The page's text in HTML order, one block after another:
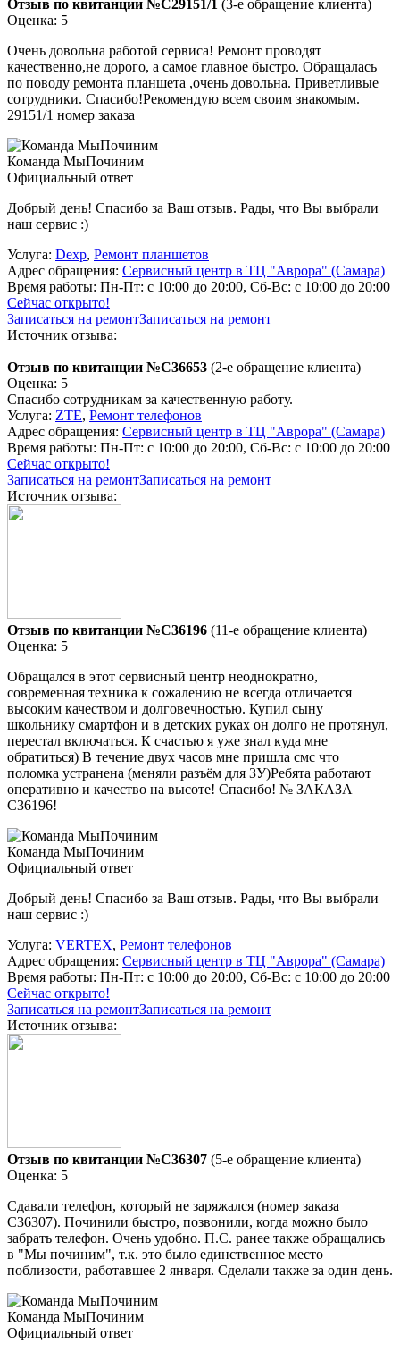
Отзыв по квитанции №C29151/1 (3-е обращение клиента)
Оценка: 5
Очень довольна работой сервиса! Ремонт проводят
качественно,не дорого, а самое главное быстро. Обращалась
по поводу ремонта планшета ,очень довольна. Приветливые
сотрудники. Спасибо!Рекомендую всем своим знакомым.
29151/1 номер заказа
Команда МыПочиним
Официальный ответ
Добрый день! Спасибо за Ваш отзыв. Рады, что Вы выбрали
наш сервис :)
Услуга: Dexp, Ремонт планшетов
Адрес обращения: Сервисный центр в ТЦ "Аврора" (Самара)
Время работы: Пн-Пт: с 10:00 до 20:00, Сб-Вс: с 10:00 до 20:00
Сейчас открыто!
Записаться на ремонтЗаписаться на ремонт
Источник отзыва:
Отзыв по квитанции №C36653 (2-е обращение клиента)
Оценка: 5
Спасибо сотрудникам за качественную работу.
Услуга: ZTE, Ремонт телефонов
Адрес обращения: Сервисный центр в ТЦ "Аврора" (Самара)
Время работы: Пн-Пт: с 10:00 до 20:00, Сб-Вс: с 10:00 до 20:00
Сейчас открыто!
Записаться на ремонтЗаписаться на ремонт
Источник отзыва:
Отзыв по квитанции №C36196 (11-е обращение клиента)
Оценка: 5
Обращался в этот сервисный центр неоднократно,
современная техника к сожалению не всегда отличается
высоким качеством и долговечностью. Купил сыну
школьнику смартфон и в детских руках он долго не протянул,
перестал включаться. К счастью я уже знал куда мне
обратиться) В течение двух часов мне пришла смс что
поломка устранена (меняли разъём для ЗУ)Ребята работают
оперативно и качество на высоте! Спасибо! № ЗАКАЗА
C36196!
Команда МыПочиним
Официальный ответ
Добрый день! Спасибо за Ваш отзыв. Рады, что Вы выбрали
наш сервис :)
Услуга: VERTEX, Ремонт телефонов
Адрес обращения: Сервисный центр в ТЦ "Аврора" (Самара)
Время работы: Пн-Пт: с 10:00 до 20:00, Сб-Вс: с 10:00 до 20:00
Сейчас открыто!
Записаться на ремонтЗаписаться на ремонт
Источник отзыва:
Отзыв по квитанции №C36307 (5-е обращение клиента)
Оценка: 5
Сдавали телефон, который не заряжался (номер заказа
С36307). Починили быстро, позвонили, когда можно было
забрать телефон. Очень удобно. П.С. ранее также обращались
в "Мы починим", т.к. это было единственное место
поблизости, работавшее 2 января. Сделали также за один день.
Команда МыПочиним
Официальный ответ